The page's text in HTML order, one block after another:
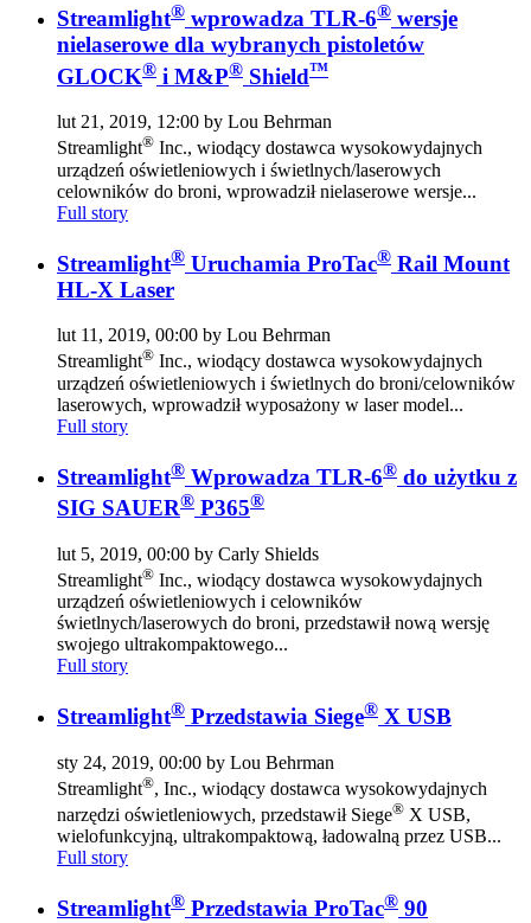
Streamlight® wprowadza TLR-6® wersje
nielaserowe dla wybranych pistoletów
GLOCK® i M&P® Shield™
lut 21, 2019, 12:00 by Lou Behrman
Streamlight® Inc., wiodący dostawca wysokowydajnych
urządzeń oświetleniowych i świetlnych/laserowych
celowników do broni, wprowadził nielaserowe wersje...
Full story
Streamlight® Uruchamia ProTac® Rail Mount
HL-X Laser
lut 11, 2019, 00:00 by Lou Behrman
Streamlight® Inc., wiodący dostawca wysokowydajnych
urządzeń oświetleniowych i świetlnych do broni/celowników
laserowych, wprowadził wyposażony w laser model...
Full story
Streamlight® Wprowadza TLR-6® do użytku z
SIG SAUER® P365®
lut 5, 2019, 00:00 by Carly Shields
Streamlight® Inc., wiodący dostawca wysokowydajnych
urządzeń oświetleniowych i celowników
świetlnych/laserowych do broni, przedstawił nową wersję
swojego ultrakompaktowego...
Full story
Streamlight® Przedstawia Siege® X USB
sty 24, 2019, 00:00 by Lou Behrman
Streamlight®, Inc., wiodący dostawca wysokowydajnych
narzędzi oświetleniowych, przedstawił Siege® X USB,
wielofunkcyjną, ultrakompaktową, ładowalną przez USB...
Full story
Streamlight® Przedstawia ProTac® 90